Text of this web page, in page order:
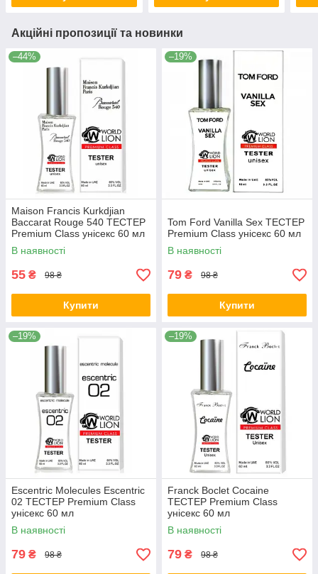
Акційні пропозиції та новинки
–44%
Maison Francis Kurkdjian
Baccarat Rouge 540 ТЕСТЕР
Premium Class унісекс 60 мл
В наявності
55 ₴ 98 ₴
Купити
–19%
Tom Ford Vanilla Sex ТЕСТЕР
Premium Class унісекс 60 мл
В наявності
79 ₴ 98 ₴
Купити
–19%
Escentric Molecules Escentric
02 ТЕСТЕР Premium Class
унісекс 60 мл
В наявності
79 ₴ 98 ₴
–19%
Franck Boclet Cocaine
ТЕСТЕР Premium Class
унісекс 60 мл
В наявності
79 ₴ 98 ₴